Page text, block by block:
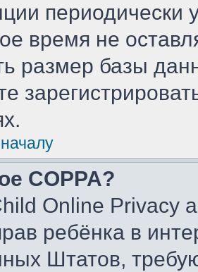
периодически
время не
размер базы
COPPA?
Online Privacy
ребёнка в
Штатов,